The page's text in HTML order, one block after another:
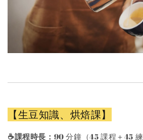
【生豆知識、烘焙課】
☕️課程時長： 90 分鐘（45 課程＋45 練